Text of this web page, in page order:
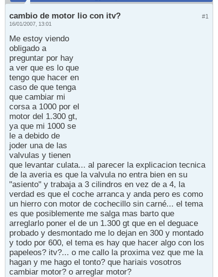
#1
cambio de motor lio con itv?
16/01/2007, 13:01
Me estoy viendo
obligado a
preguntar por hay
a ver que es lo que
tengo que hacer en
caso de que tenga
que cambiar mi
corsa a 1000 por el
motor del 1.300 gt,
ya que mi 1000 se
le a debido de
joder una de las
valvulas y tienen
que levantar culata... al parecer la explicacion tecnica
de la averia es que la valvula no entra bien en su
"asiento" y trabaja a 3 cilindros en vez de a 4, la
verdad es que el coche arranca y anda pero es como
un hierro con motor de cochecillo sin carné... el tema
es que posiblemente me salga mas barto que
arreglarlo poner el de un 1.300 gt que en el deguace
probado y desmontado me lo dejan en 300 y montado
y todo por 600, el tema es hay que hacer algo con los
papeleos? itv?... o me callo la proxima vez que me la
hagan y me hago el tonto? que hariais vosotros
cambiar motor? o arreglar motor?